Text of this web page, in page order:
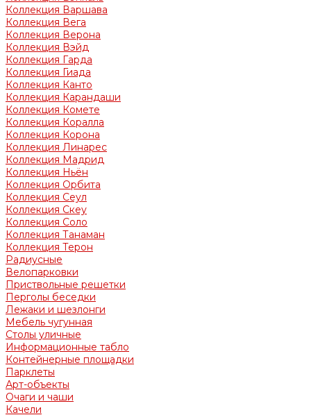
Коллекция Варшава
Коллекция Вега
Коллекция Верона
Коллекция Вэйд
Коллекция Гарда
Коллекция Гиада
Коллекция Канто
Коллекция Карандаши
Коллекция Комете
Коллекция Коралла
Коллекция Корона
Коллекция Линарес
Коллекция Мадрид
Коллекция Ньён
Коллекция Орбита
Коллекция Сеул
Коллекция Скеу
Коллекция Соло
Коллекция Танаман
Коллекция Терон
Радиусные
Велопарковки
Приствольные решетки
Перголы беседки
Лежаки и шезлонги
Мебель чугунная
Столы уличные
Информационные табло
Контейнерные площадки
Парклеты
Арт-объекты
Очаги и чаши
Качели